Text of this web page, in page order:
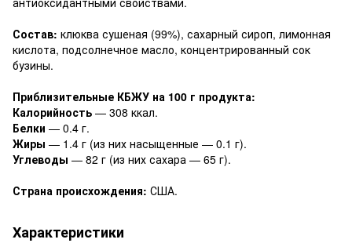
Состав: клюква сушеная (99%), сахарный сироп, лимонная
кислота, подсолнечное масло, концентрированный сок
бузины.
Приблизительные КБЖУ на 100 г продукта:
Калорийность — 308 ккал.
Белки — 0.4 г.
Жиры — 1.4 г (из них насыщенные — 0.1 г).
Углеводы — 82 г (из них сахара — 65 г).
Страна происхождения: США.
Характеристики